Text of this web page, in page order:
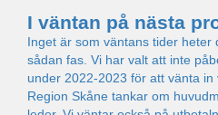
I väntan på nästa
Inget är som väntans tider heter
sådan fas. Vi har valt att inte
under 2022-2023 för att vänta
Region Skåne tankar om